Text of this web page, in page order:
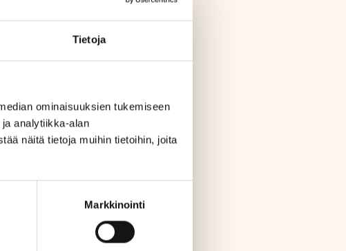
Tietoja
ominaisuuksien tukemiseen
analytiikka-alan
näitä tietoja muihin tietoihin, joita
Markkinointi